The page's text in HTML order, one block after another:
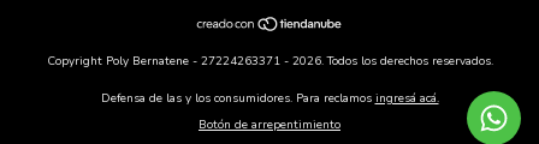
Copyright Poly Bernatene - 27224263371 - 2026. Todos los derechos reservados.
Defensa de las y los consumidores. Para reclamos ingresá acá.
Botón de arrepentimiento